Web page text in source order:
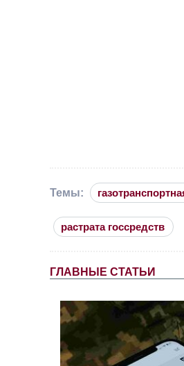
Темы:
растрата госсредств
ГЛАВНЫЕ СТАТЬИ